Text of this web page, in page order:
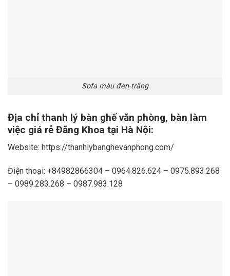
Sofa màu đen-trắng
Địa chỉ thanh lý bàn ghế văn phòng, bàn làm
việc giá rẻ Đăng Khoa tại Hà Nội:
Website: https://thanhlybanghevanphong.com/
Điện thoại: +84982866304 – 0964.826.624 – 0975.893.268
– 0989.283.268 – 0987.983.128